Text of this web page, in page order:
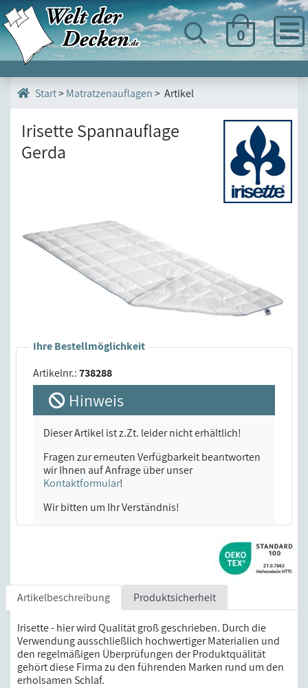
0
Start>Matratzenauflagen> Artikel
Irisette Spannauflage
Gerda
Ihre Bestellmöglichkeit
Artikelnr.:738288
Hinweis
Dieser Artikel ist z.Zt. leider nicht erhältlich!
Fragen zur erneuten Verfügbarkeit beantworten
wir Ihnen auf Anfrage über unser
Kontaktformular!
Wir bitten um Ihr Verständnis!
Artikelbeschreibung Produktsicherheit
Irisette - hier wird Qualität groß geschrieben. Durch die
Verwendung ausschließlich hochwertiger Materialien und
den regelmäßigen Überprüfungen der Produktquälität
gehört diese Firma zu den führenden Marken rund um den
erholsamen Schlaf.